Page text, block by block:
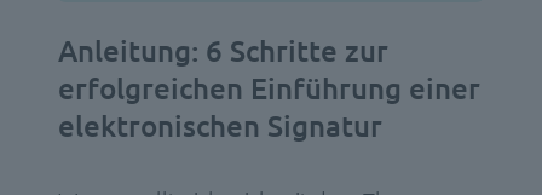
Anleitung: 6 Schritte zur
erfolgreichen Einführung einer
elektronischen Signatur